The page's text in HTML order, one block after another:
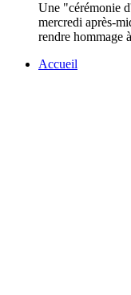
Une "cérémonie
mercredi après-
rendre hommage
Accueil